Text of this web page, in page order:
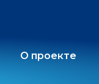
О проекте